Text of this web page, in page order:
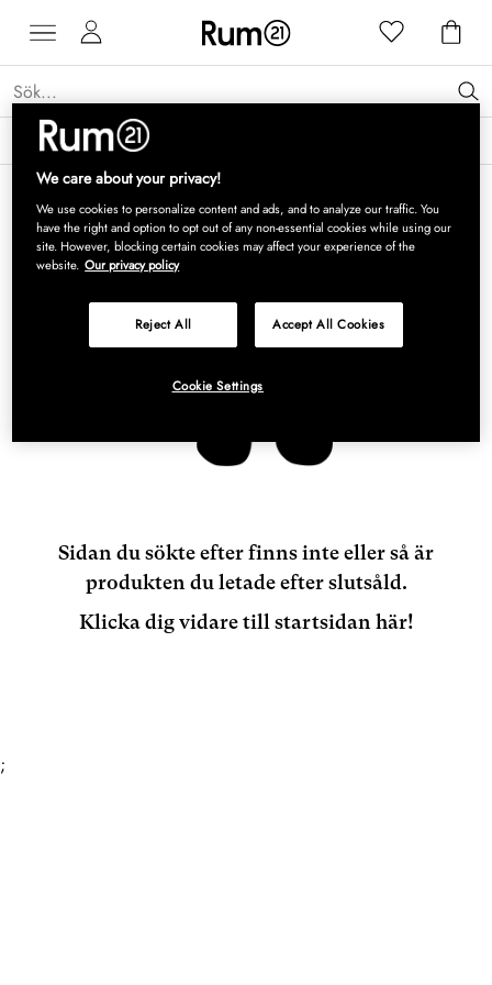
Få 15 % rabatt på Grythyttan Stålmöbler* →
Sidan du sökte efter finns inte eller så är
produkten du letade efter slutsåld.
Klicka dig vidare till startsidan här!
;
We care about your privacy!
We use cookies to personalize content and ads, and to analyze our traffic. You
have the right and option to opt out of any non-essential cookies while using our
site. However, blocking certain cookies may affect your experience of the
website. Our privacy policy
Reject All Accept All Cookies
Cookie Settings